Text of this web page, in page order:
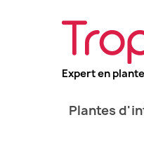
Expert en
Plantes